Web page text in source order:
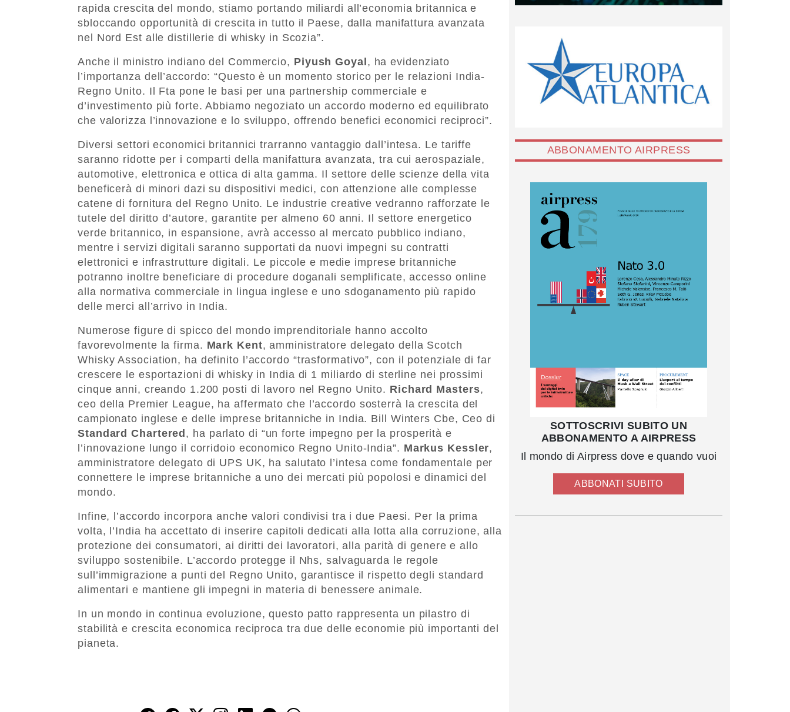
rapida crescita del mondo, stiamo portando miliardi all’economia britannica e
sbloccando opportunità di crescita in tutto il Paese, dalla manifattura avanzata
nel Nord Est alle distillerie di whisky in Scozia”.
Anche il ministro indiano del Commercio, Piyush Goyal, ha evidenziato
l’importanza dell’accordo: “Questo è un momento storico per le relazioni India-
Regno Unito. Il Fta pone le basi per una partnership commerciale e
d’investimento più forte. Abbiamo negoziato un accordo moderno ed equilibrato
che valorizza l’innovazione e lo sviluppo, offrendo benefici economici reciproci”.
Diversi settori economici britannici trarranno vantaggio dall’intesa. Le tariffe
saranno ridotte per i comparti della manifattura avanzata, tra cui aerospaziale,
automotive, elettronica e ottica di alta gamma. Il settore delle scienze della vita
beneficerà di minori dazi su dispositivi medici, con attenzione alle complesse
catene di fornitura del Regno Unito. Le industrie creative vedranno rafforzate le
tutele del diritto d’autore, garantite per almeno 60 anni. Il settore energetico
verde britannico, in espansione, avrà accesso al mercato pubblico indiano,
mentre i servizi digitali saranno supportati da nuovi impegni su contratti
elettronici e infrastrutture digitali. Le piccole e medie imprese britanniche
potranno inoltre beneficiare di procedure doganali semplificate, accesso online
alla normativa commerciale in lingua inglese e uno sdoganamento più rapido
delle merci all’arrivo in India.
Numerose figure di spicco del mondo imprenditoriale hanno accolto
favorevolmente la firma. Mark Kent, amministratore delegato della Scotch
Whisky Association, ha definito l’accordo “trasformativo”, con il potenziale di far
crescere le esportazioni di whisky in India di 1 miliardo di sterline nei prossimi
cinque anni, creando 1.200 posti di lavoro nel Regno Unito. Richard Masters,
ceo della Premier League, ha affermato che l’accordo sosterrà la crescita del
campionato inglese e delle imprese britanniche in India. Bill Winters Cbe, Ceo di
Standard Chartered, ha parlato di “un forte impegno per la prosperità e
l’innovazione lungo il corridoio economico Regno Unito-India”. Markus Kessler,
amministratore delegato di UPS UK, ha salutato l’intesa come fondamentale per
connettere le imprese britanniche a uno dei mercati più popolosi e dinamici del
mondo.
Infine, l’accordo incorpora anche valori condivisi tra i due Paesi. Per la prima
volta, l’India ha accettato di inserire capitoli dedicati alla lotta alla corruzione, alla
protezione dei consumatori, ai diritti dei lavoratori, alla parità di genere e allo
sviluppo sostenibile. L’accordo protegge il Nhs, salvaguarda le regole
sull’immigrazione a punti del Regno Unito, garantisce il rispetto degli standard
alimentari e mantiene gli impegni in materia di benessere animale.
In un mondo in continua evoluzione, questo patto rappresenta un pilastro di
stabilità e crescita economica reciproca tra due delle economie più importanti del
pianeta.
ABBONAMENTO AIRPRESS
SOTTOSCRIVI SUBITO UN
ABBONAMENTO A AIRPRESS
Il mondo di Airpress dove e quando vuoi
ABBONATI SUBITO